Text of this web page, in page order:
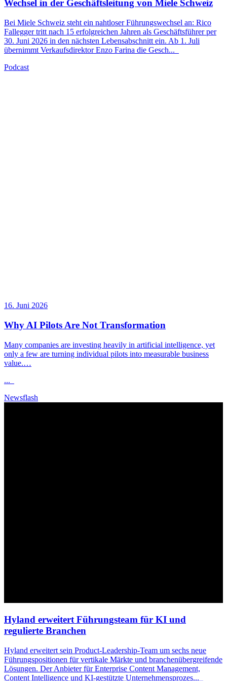
Wechsel in der Geschäftsleitung von Miele Schweiz
Bei Miele Schweiz steht ein nahtloser Führungswechsel an: Rico
Fallegger tritt nach 15 erfolgreichen Jahren als Geschäftsführer per
30. Juni 2026 in den nächsten Lebensabschnitt ein. Ab 1. Juli
übernimmt Verkaufsdirektor Enzo Farina die Gesch...
Podcast
16. Juni 2026
Why AI Pilots Are Not Transformation
Many companies are investing heavily in artificial intelligence, yet
only a few are turning individual pilots into measurable business
value.…
...
Newsflash
Hyland erweitert Führungsteam für KI und
regulierte Branchen
Hyland erweitert sein Product-Leadership-Team um sechs neue
Führungspositionen für vertikale Märkte und branchenübergreifende
Lösungen. Der Anbieter für Enterprise Content Management,
Content Intelligence und KI-gestützte Unternehmensprozes...